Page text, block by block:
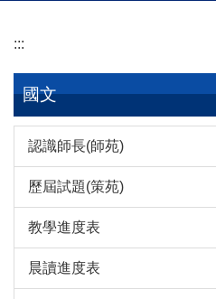
:::
國文
認識師長(師苑)
歷屆試題(策苑)
教學進度表
晨讀進度表